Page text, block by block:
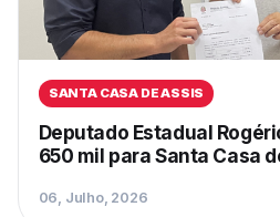
SANTA CASA DE ASSIS
Deputado Estadual
650 mil para Santa Casa
06, Julho, 2026